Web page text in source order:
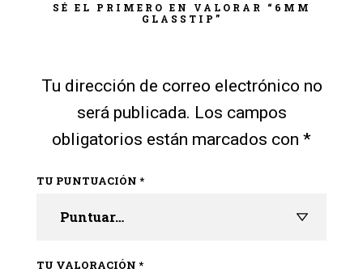
SÉ EL PRIMERO EN VALORAR “6MM
GLASSTIP”
Tu dirección de correo electrónico no
será publicada. Los campos
obligatorios están marcados con *
TU PUNTUACIÓN *
TU VALORACIÓN *